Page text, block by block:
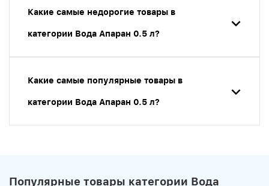
Какие самые недорогие товары в
категории Вода Апаран 0.5 л?
Какие самые популярные товары в
категории Вода Апаран 0.5 л?
Популярные товары категории Вода